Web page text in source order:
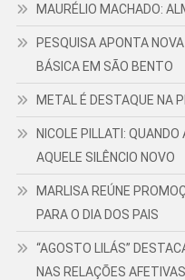
MAURÉLIO MACHADO:
PESQUISA APONTA
BÁSICA EM SÃO BENTO
METAL É DESTAQUE NA
NICOLE PILLATI:
AQUELE SILÊNCIO NOVO
MARLISA REÚNE
PARA O DIA DOS PAIS
“AGOSTO LILÁS”
NAS RELAÇÕES AFETIVAS